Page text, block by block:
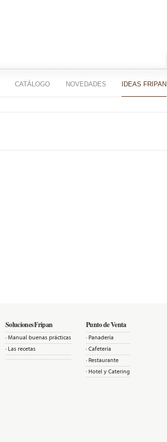
CATÁLOGO NOVEDADES IDEAS FRIPAN
Soluciones Fripan
Manual buenas prácticas
Las recetas
Punto de Venta
Panadería
Cafetería
Restaurante
Hotel y Catering